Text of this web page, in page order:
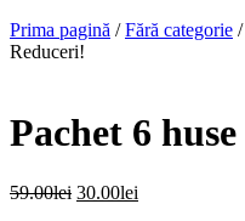
Prima pagină /Fără categorie
Reduceri!
Pachet 6
59.00lei Prețul
30.00lei